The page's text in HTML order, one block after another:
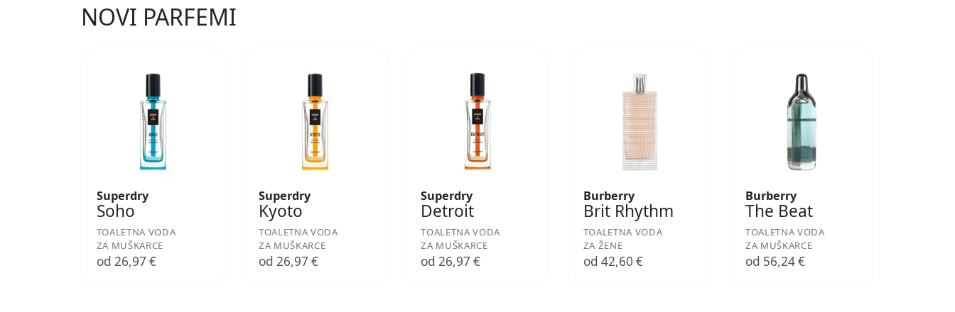
NOVI PARFEMI
Superdry
Soho
TOALETNA VODA
ZA MUŠKARCE
od 26,97 €
Superdry
Kyoto
TOALETNA VODA
ZA MUŠKARCE
od 26,97 €
Superdry
Detroit
TOALETNA VODA
ZA MUŠKARCE
od 26,97 €
Burberry
Brit Rhythm
TOALETNA VODA
ZA ŽENE
od 42,60 €
Burberry
The Beat
TOALETNA VODA
ZA MUŠKARCE
od 56,24 €